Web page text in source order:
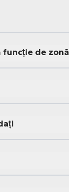
funcție de zonă